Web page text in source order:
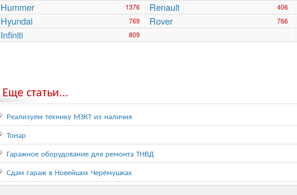
Hummer 1376 Renault 406
Hyundai 769 Rover 766
Infiniti 809
Еще статьи...
Реализуем технику МЗКТ из наличия
Тонар
Гаражное оборудование для ремонта ТНВД
Сдам гараж в Новейших Черёмушках